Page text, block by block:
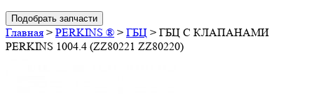
Подобрать запчасти
Главная > PERKINS ® > ГБЦ > ГБЦ С КЛАПАНАМИ
PERKINS 1004.4 (ZZ80221 ZZ80220)